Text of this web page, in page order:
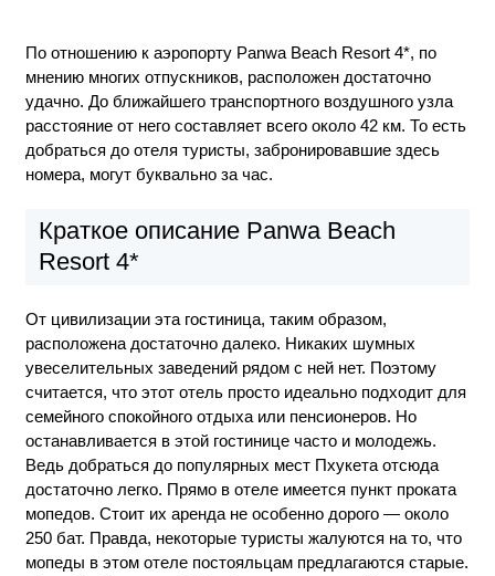
По отношению к аэропорту Panwa Beach Resort 4*, по
мнению многих отпускников, расположен достаточно
удачно. До ближайшего транспортного воздушного узла
расстояние от него составляет всего около 42 км. То есть
добраться до отеля туристы, забронировавшие здесь
номера, могут буквально за час.
Краткое описание Panwa Beach
Resort 4*
От цивилизации эта гостиница, таким образом,
расположена достаточно далеко. Никаких шумных
увеселительных заведений рядом с ней нет. Поэтому
считается, что этот отель просто идеально подходит для
семейного спокойного отдыха или пенсионеров. Но
останавливается в этой гостинице часто и молодежь.
Ведь добраться до популярных мест Пхукета отсюда
достаточно легко. Прямо в отеле имеется пункт проката
мопедов. Стоит их аренда не особенно дорого — около
250 бат. Правда, некоторые туристы жалуются на то, что
мопеды в этом отеле постояльцам предлагаются старые.